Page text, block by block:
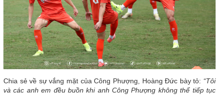
Chia sẻ về sự vắng mặt của Công Phượng, Hoàng Đức bày tỏ: “Tôi
và các anh em đều buồn khi anh Công Phượng không thể tiếp tục